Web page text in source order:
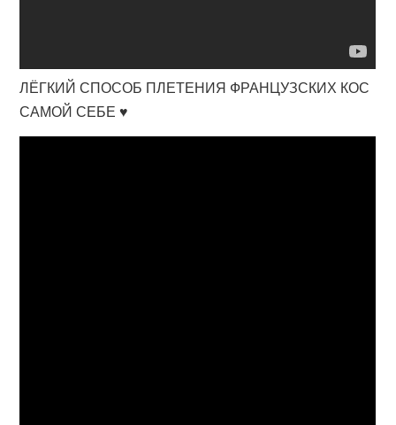
ЛЁГКИЙ СПОСОБ ПЛЕТЕНИЯ ФРАНЦУЗСКИХ КОС
САМОЙ СЕБЕ ♥